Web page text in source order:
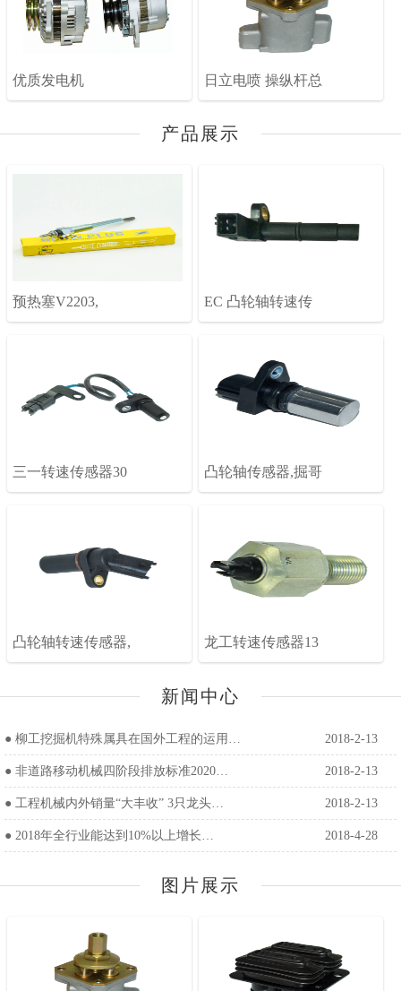
优质发电机 日立电喷 操纵杆总
产品展示
预热塞V2203, EC 凸轮轴转速传
三一转速传感器30 凸轮轴传感器,掘哥
凸轮轴转速传感器, 龙工转速传感器13
新闻中心
● 柳工挖掘机特殊属具在国外工程的运用… 2018-2-13
● 非道路移动机械四阶段排放标准2020… 2018-2-13
● 工程机械内外销量“大丰收” 3只龙头… 2018-2-13
● 2018年全行业能达到10%以上增长… 2018-4-28
图片展示